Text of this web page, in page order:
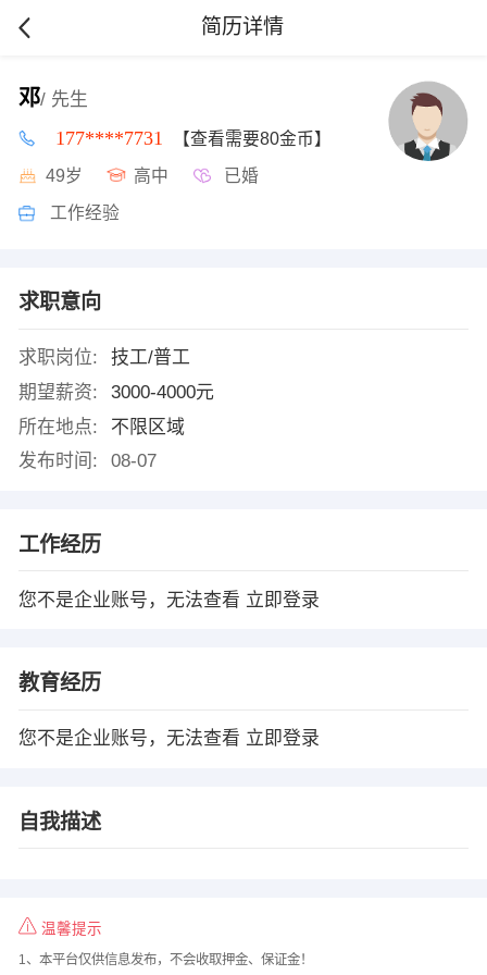
简历详情
邓/ 先生
177****7731 【查看需要80金币】
49岁 高中 已婚
工作经验
求职意向
求职岗位:
技工/普工
期望薪资:
3000-4000元
所在地点:
不限区域
发布时间:
08-07
工作经历
您不是企业账号，无法查看 立即登录
教育经历
您不是企业账号，无法查看 立即登录
自我描述
温馨提示
1、本平台仅供信息发布，不会收取押金、保证金！